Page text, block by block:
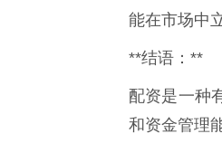
能在市场中
**结语：**
配资是一种
和资金管理